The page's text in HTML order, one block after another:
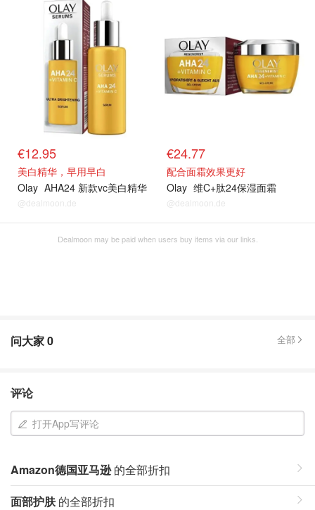
€12.95
美白精华，早用早白
Olay AHA24 新款vc美白精华
@dealmoon.de
€24.77
配合面霜效果更好
Olay 维C+肽24保湿面霜
@dealmoon.de
Dealmoon may be paid when users buy items via our links.
问大家0 全部
评论
打开App写评论
Amazon德国亚马逊的全部折扣
面部护肤的全部折扣